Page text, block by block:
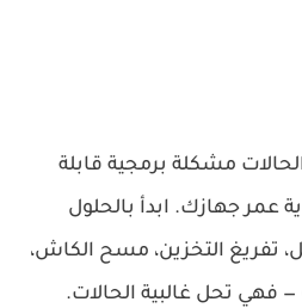
مشكلة برمجية قابلة
عمر جهازك. ابدأ بالحلول
تفريغ التخزين، مسح الكاش،
فهي تحل غالبية الحالات.